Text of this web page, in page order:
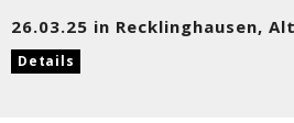
26.03.25 in Recklinghausen,
Details